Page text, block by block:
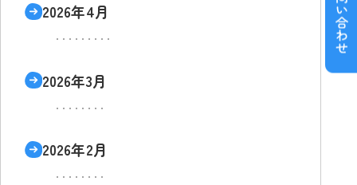
2026年4月
2026年3月
2026年2月